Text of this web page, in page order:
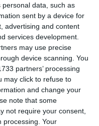
data, such as
sent by a device for
advertising and content
services development.
may use precise
device scanning. You
partners’ processing
may click to refuse to
and change your
note that some
not require your consent,
processing. Your
urmează a fi atribuit nu
diverse și neprevăzute
precizată în devizul
după caz, în
contractului în
Legea nr. 98/2016